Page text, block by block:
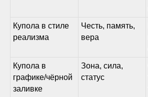
Купола в стиле
реализма
Честь, память,
вера
Купола в
графике/чёрной
заливке
Зона, сила,
статус